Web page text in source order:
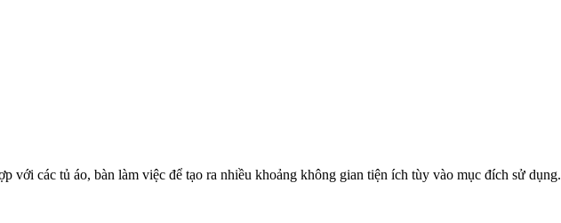
với các tủ áo, bàn làm việc để tạo ra nhiều khoảng không gian tiện ích tùy vào mục đích sử dụng.